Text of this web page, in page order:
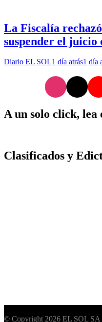
La Fiscalía
suspender el
Diario EL SOL1 día atrás1 día
A un solo click,
Clasificados y
© Copyright 2026 EL SOL SA